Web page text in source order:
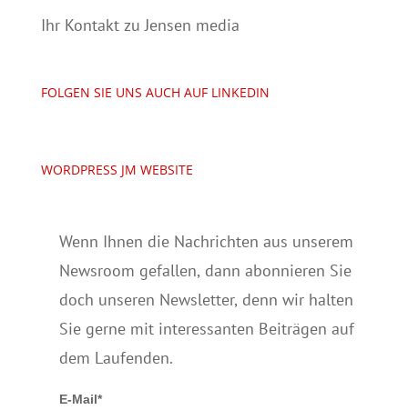
Ihr Kontakt zu Jensen media
FOLGEN SIE UNS AUCH AUF LINKEDIN
WORDPRESS JM WEBSITE
Wenn Ihnen die Nachrichten aus unserem
Newsroom gefallen, dann abonnieren Sie
doch unseren Newsletter, denn wir halten
Sie gerne mit interessanten Beiträgen auf
dem Laufenden.
E-Mail*